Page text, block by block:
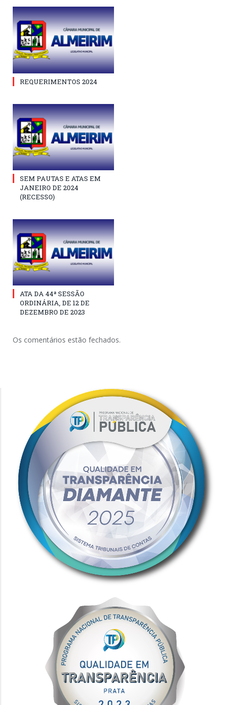
REQUERIMENTOS 2024
SEM PAUTAS E ATAS EM
JANEIRO DE 2024
(RECESSO)
ATA DA 44ª SESSÃO
ORDINÁRIA, DE 12 DE
DEZEMBRO DE 2023
Os comentários estão fechados.